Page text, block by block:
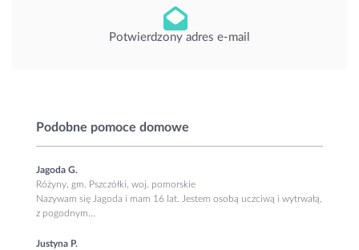
Potwierdzony adres e-mail
Podobne pomoce domowe
Jagoda G.
Różyny, gm. Pszczółki, woj. pomorskie
Nazywam się Jagoda i mam 16 lat. Jestem osobą uczciwą i wytrwałą,
z pogodnym...
Justyna P.